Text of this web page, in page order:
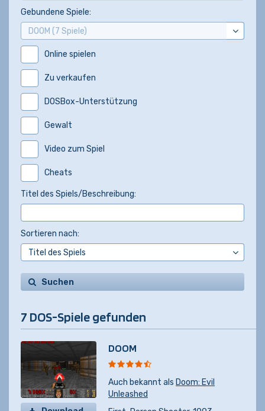
Gebundene Spiele:
Online spielen
Zu verkaufen
DOSBox-Unterstützung
Gewalt
Video zum Spiel
Cheats
Titel des Spiels/Beschreibung:
Sortieren nach:
Suchen
7 DOS-Spiele gefunden
DOOM
Auch bekannt als Doom: Evil
Unleashed